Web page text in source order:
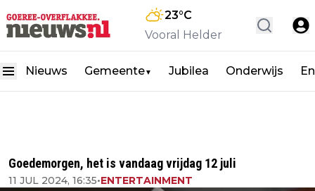
23°C
Vooral Helder
Nieuws Gemeente▼ Jubilea Onderwijs
Goedemorgen, het is vandaag vrijdag 12 juli
11 JUL 2024, 16:35•ENTERTAINMENT